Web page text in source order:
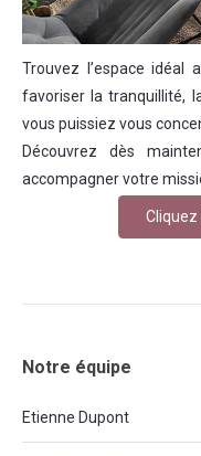
Trouvez l’espace idéal
favoriser la tranquillité,
vous puissiez vous
Découvrez dès
accompagner votre
Cliquez
Notre équipe
Etienne Dupont